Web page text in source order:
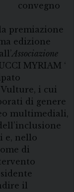
convegno
premiazione
edizione
Associazione
MYRIAM ‘
i cui
di genere
multimediali,
e, nello
di
il